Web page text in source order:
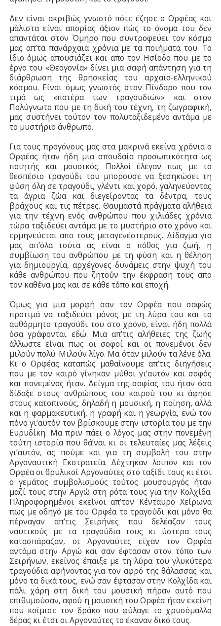
Δεν είναι ακριβώς γνωστό πότε έζησε ο Ορφέας και
μάλιστα είναι απορίας άξιον πώς το όνομα του δεν
απαντάται στον Όμηρο που συντροφεύει τον κόσμο
μας απ’τα πανάρχαια χρόνια με τα ποιήματα του. Το
ίδιο όμως απουσιάζει και απο τον Ησίοδο που με το
έργο του «Θεογονία» δίνει μια σαφή απάντηση για τη
διάρθρωση της θρησκείας του αρχαιο-ελληνικού
κόσμου. Είναι όμως γνωστός στον Πίνδαρο που τον
τιμά ως «πατέρα των τραγουδιών» και στον
Πολύγνωτο που με τη δική του τέχνη, τη ζωγραφική,
μας συστήνει τούτον τον πολυταξιδεμένο αντάμα με
το μυστήριο άνθρωπο.
Για τους προγόνους μας στα μακρινά εκείνα χρόνια ο
Ορφέας ήταν ήδη μια σπουδαία προσωπικότητα ως
ποιητής και μουσικός. Πολλοί έλεγαν πως με το
θεσπέσιο τραγούδι του μπορούσε να ξεσηκώσει τη
φύση όλη σε τραγούδι, γλέντι και χορό, γαληνεύοντας
τα άγρια ζώα και διεγείροντας τα δέντρα, τους
βράχους και τις πέτρες. Θαυμαστά πράγματα αλήθεια
για την τέχνη ενός ανθρώπου που χιλιάδες χρόνια
τώρα ταξιδεύει αντάμα με το μυστήριο στο χρόνο και
ερμηνεύεται απο τους μεταγενέστερους. Δίδαγμα για
μας απ’όλα τούτα ας είναι ο πόθος για ζωή, η
συμβίωση του ανθρώπου με τη φύση και η θέληση
για δημιουργία, αρχέγονες δυνάμεις στην ψυχή του
κάθε ανθρώπου που ζητούν την έκφραση τους απο
τον καθένα μας και σε κάθε τόπο και εποχή.
Όμως για μια μορφή σαν τον Ορφέα που σαφώς
προτιμά να ταξιδεύει μόνος με τη λύρα του και το
αυθόρμητο τραγούδι του στο χρόνο, είναι ήδη πολλά
όσα γράφονται εδώ. Μια απ’τις αλήθειες της ζωής
άλλωστε είναι πως οι σοφοί και οι πονεμένοι δεν
μιλούν πολύ. Μιλούν λίγο. Μα όταν μιλούν τα λένε όλα.
Κι ο Ορφέας καταπώς μαθαίνουμε απ’τις διηγήσεις
που με τον καιρό γίνηκαν μύθοι γι’αυτόν και σοφός
και πονεμένος ήταν. Δείγμα της σοφίας του ήταν όσα
δίδαξε στους ανθρώπους του καιρού του κι άφησε
στους κατοπινούς, δηλαδή η μουσική, η ποίηση, αλλά
και η φαρμακευτική, η γραφή και η γεωργία, ενώ τον
πόνο γι’αυτόν τον βρίσκουμε στην ιστορία του με την
Ευρυδίκη. Μα πριν πάει ο λόγος μας στην πονεμένη
τούτη ιστορία που θά’ναι κι οι τελευταίες μας λέξεις
γι’αυτόν, ας πούμε και για τη συμβολή του στην
Αργοναυτική Εκστρατεία. Δέχτηκαν λοιπόν και τον
Ορφέα οι θρυλικοί Αργοναύτες στο ταξίδι τους κι έτσι
ο γεμάτος συμβολισμούς τούτος μουσουργός ήταν
μαζί τους στην Αργώ στη ρότα τους για την Κολχίδα.
Πληροφορημένοι εκείνοι απ’τον Κένταυρο Χείρωνα
πως με οδηγό με του Ορφέα το τραγούδι και μόνο θα
πέρναγαν απ’τις Σειρήνες που δελέαζαν τους
ναυτικούς με τα τραγούδια τους κι ύστερα τους
κατασπάραζαν, οι Αργοναύτες είχαν τον Ορφέα
αντάμα στην Αργώ και σαν έφτασαν στον τόπο των
Σειρήνων, εκείνος έπαιξε με τη λύρα του γλυκύτερα
τραγούδια αφήνοντας για τον αφρό της θάλασσας και
μόνο τα δικά τους, ενώ σαν έφτασαν στην Κολχίδα και
πάλι χάρη στη δική του μουσική πήραν αυτό που
επιθυμούσαν, αφού η μουσική του Ορφέα ήταν εκείνη
που κοίμισε τον δράκο που φύλαγε το χρυσόμαλλο
δέρας κι έτσι οι Αργοναύτες το έκαναν δικό τους.